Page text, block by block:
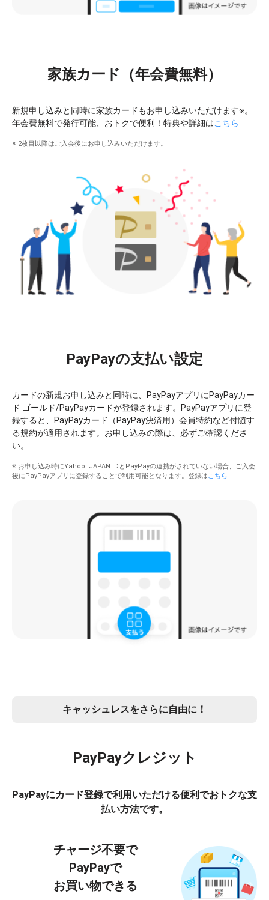
家族カード（年会費無料）
新規申し込みと同時に家族カードもお申し込みいただけます※。
年会費無料で発行可能、おトクで便利！特典や詳細はこちら
※ 2枚目以降はご入会後にお申し込みいただけます。
PayPayの支払い設定
カードの新規お申し込みと同時に、PayPayアプリにPayPayカー
ド ゴールド/PayPayカードが登録されます。PayPayアプリに登
録すると、PayPayカード（PayPay決済用）会員特約など付随す
る規約が適用されます。お申し込みの際は、必ずご確認くださ
い。
※ お申し込み時にYahoo! JAPAN IDとPayPayの連携がされていない場合、ご入会
後にPayPayアプリに登録することで利用可能となります。登録はこちら
キャッシュレスをさらに自由に！
PayPayクレジット
PayPayにカード登録で利用いただける便利でおトクな支
払い方法です。
チャージ不要で
PayPayで
お買い物できる